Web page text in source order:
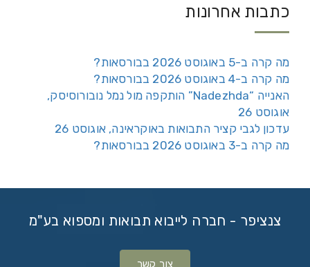
כתבות אחרונות
מה קרה ב-5 באוגוסט 2026 בבורסאות?
מה קרה ב-4 באוגוסט 2026 בבורסאות?
האנייה “Nadezhda” הותקפה מול נמל נובורוסיסק,
אוגוסט 26
עדכון לגבי קציר התבואות באוקראינה, אוגוסט 26
מה קרה ב-3 באוגוסט 2026 בבורסאות?
צנציפר - חברה לייבוא תבואות ומספוא בע"מ
צור קשר